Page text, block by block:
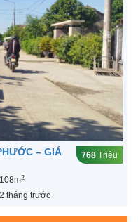
– GIÁ
768 Triệu
108m2
2 tháng trước